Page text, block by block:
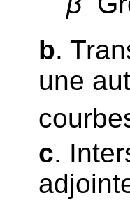
b.
une
c.